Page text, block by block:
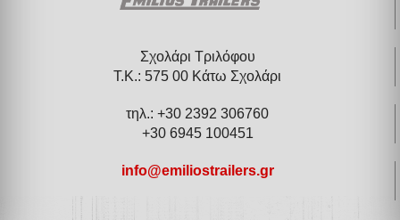
Σχολάρι Τριλόφου
Τ.Κ.: 575 00 Κάτω Σχολάρι
τηλ.: +30 2392 306760
+30 6945 100451
info@emiliostrailers.gr